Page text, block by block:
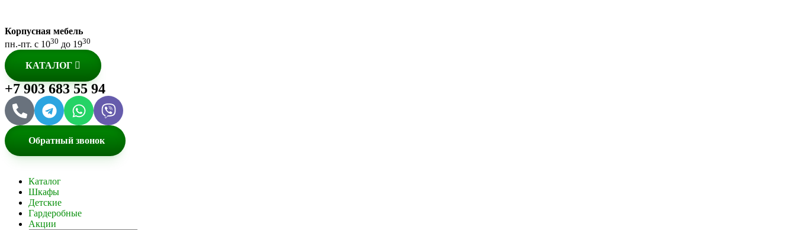
Корпусная мебель
пн.-пт. с 1030 до 1930
КАТАЛОГ
+7 903 683 55 94
Обратный звонок
Каталог
Шкафы
Детские
Гардеробные
Акции